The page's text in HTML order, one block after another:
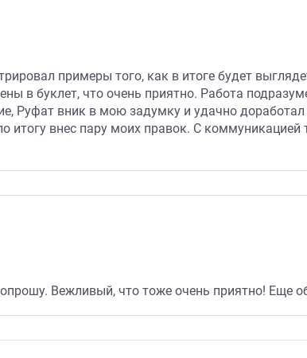
примеры того, как в итоге будет
в буклет, что очень приятно. Работа
Руфат вник в мою задумку и удачно
итогу внес пару моих правок. С коммуникацией
Вежливый, что тоже очень приятно! Еще